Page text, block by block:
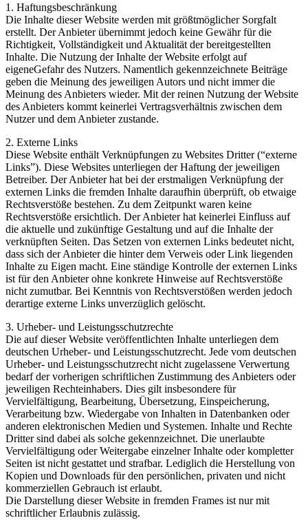
1. Haftungsbeschränkung
Die Inhalte dieser Website werden mit größtmöglicher Sorgfalt
erstellt. Der Anbieter übernimmt jedoch keine Gewähr für die
Richtigkeit, Vollständigkeit und Aktualität der bereitgestellten
Inhalte. Die Nutzung der Inhalte der Website erfolgt auf
eigeneGefahr des Nutzers. Namentlich gekennzeichnete Beiträge
geben die Meinung des jeweiligen Autors und nicht immer die
Meinung des Anbieters wieder. Mit der reinen Nutzung der Website
des Anbieters kommt keinerlei Vertragsverhältnis zwischen dem
Nutzer und dem Anbieter zustande.
2. Externe Links
Diese Website enthält Verknüpfungen zu Websites Dritter (“externe
Links”). Diese Websites unterliegen der Haftung der jeweiligen
Betreiber. Der Anbieter hat bei der erstmaligen Verknüpfung der
externen Links die fremden Inhalte daraufhin überprüft, ob etwaige
Rechtsverstöße bestehen. Zu dem Zeitpunkt waren keine
Rechtsverstöße ersichtlich. Der Anbieter hat keinerlei Einfluss auf
die aktuelle und zukünftige Gestaltung und auf die Inhalte der
verknüpften Seiten. Das Setzen von externen Links bedeutet nicht,
dass sich der Anbieter die hinter dem Verweis oder Link liegenden
Inhalte zu Eigen macht. Eine ständige Kontrolle der externen Links
ist für den Anbieter ohne konkrete Hinweise auf Rechtsverstöße
nicht zumutbar. Bei Kenntnis von Rechtsverstößen werden jedoch
derartige externe Links unverzüglich gelöscht.
3. Urheber- und Leistungsschutzrechte
Die auf dieser Website veröffentlichten Inhalte unterliegen dem
deutschen Urheber- und Leistungsschutzrecht. Jede vom deutschen
Urheber- und Leistungsschutzrecht nicht zugelassene Verwertung
bedarf der vorherigen schriftlichen Zustimmung des Anbieters oder
jeweiligen Rechteinhabers. Dies gilt insbesondere für
Vervielfältigung, Bearbeitung, Übersetzung, Einspeicherung,
Verarbeitung bzw. Wiedergabe von Inhalten in Datenbanken oder
anderen elektronischen Medien und Systemen. Inhalte und Rechte
Dritter sind dabei als solche gekennzeichnet. Die unerlaubte
Vervielfältigung oder Weitergabe einzelner Inhalte oder kompletter
Seiten ist nicht gestattet und strafbar. Lediglich die Herstellung von
Kopien und Downloads für den persönlichen, privaten und nicht
kommerziellen Gebrauch ist erlaubt.
Die Darstellung dieser Website in fremden Frames ist nur mit
schriftlicher Erlaubnis zulässig.